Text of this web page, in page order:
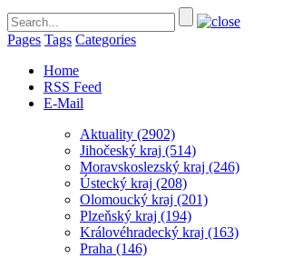
Pages Tags Categories
Home
RSS Feed
E-Mail
Aktuality (2902)
Jihočeský kraj (514)
Moravskoslezský kraj (246)
Ústecký kraj (208)
Olomoucký kraj (201)
Plzeňský kraj (194)
Královéhradecký kraj (163)
Praha (146)